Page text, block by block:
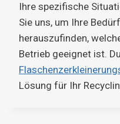
Ihre spezifische
Sie uns, um Ihre
herauszufinden,
Betrieb geeignet ist.
Lösung für Ihr